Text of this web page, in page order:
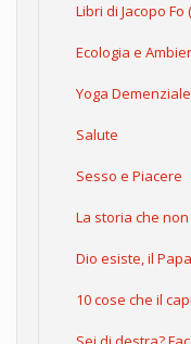
Libri di Jacopo Fo
Ecologia e
Yoga Demenziale
Salute
Sesso e Piacere
La storia che
Dio esiste, il
10 cose che il